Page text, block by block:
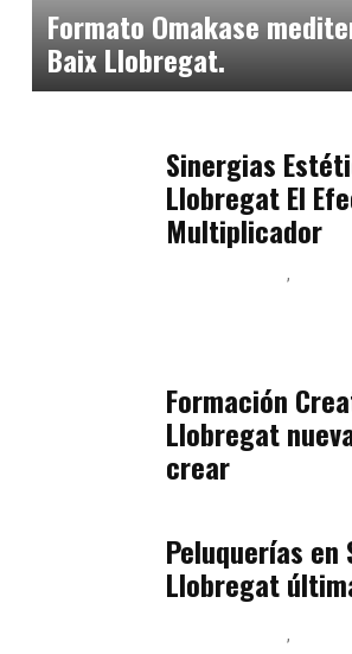
Formato Omakase
Baix Llobregat.
Sinergias
Llobregat El
Multiplicador
Formación
Llobregat
crear
Peluquerías en
Llobregat